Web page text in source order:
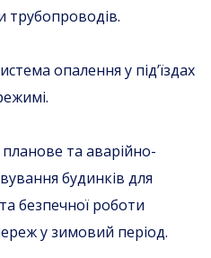
трубопроводів.
опалення у під’їздах
та аварійно-
будинків для
безпечної роботи
у зимовий період.